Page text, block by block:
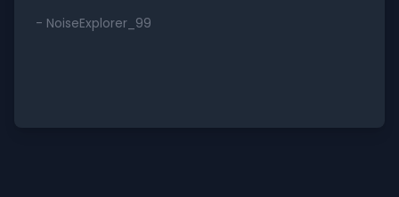
- NoiseExplorer_99